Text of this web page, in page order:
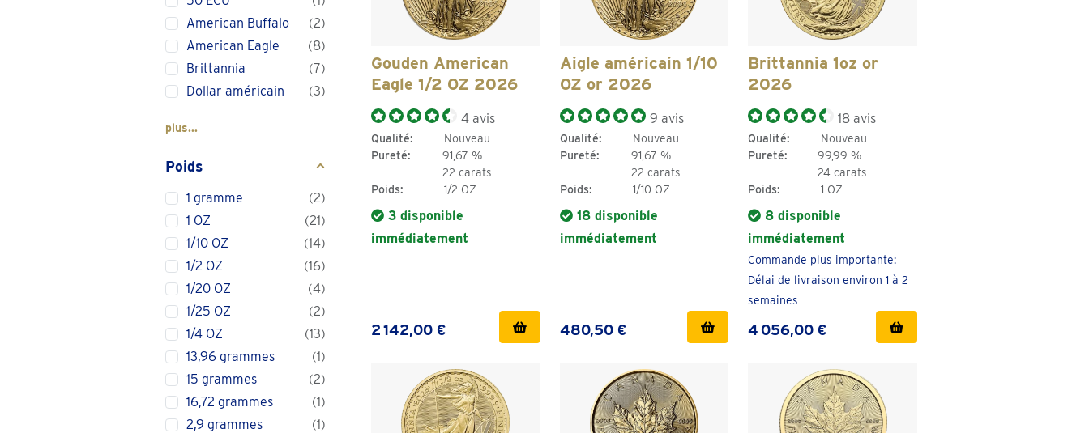
American Buffalo
2
American Eagle
8
Brittannia
7
Dollar américain
3
plus...
Poids
1 gramme
2
1 OZ
21
1/10 OZ
14
1/2 OZ
16
1/20 OZ
4
1/25 OZ
2
1/4 OZ
13
13,96 grammes
1
15 grammes
2
16,72 grammes
1
2,9 grammes
1
Gouden American
Eagle 1/2 OZ 2026
4 avis
Qualité:
Nouveau
Pureté:
91,67 % -
22 carats
Poids:
1/2 OZ
3 disponible
immédiatement
2 142,00 €
Aigle américain 1/10
OZ or 2026
9 avis
Qualité:
Nouveau
Pureté:
91,67 % -
22 carats
Poids:
1/10 OZ
18 disponible
immédiatement
480,50 €
Brittannia 1oz or
2026
18 avis
Qualité:
Nouveau
Pureté:
99,99 % -
24 carats
Poids:
1 OZ
8 disponible
immédiatement
Commande plus importante:
Délai de livraison environ 1 à 2
semaines
4 056,00 €